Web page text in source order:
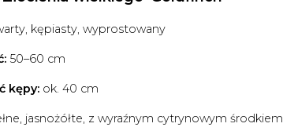
kępiasty, wyprostowany
50–60 cm
kępy: ok. 40 cm
jasnożółte, z wyraźnym cytrynowym środkiem